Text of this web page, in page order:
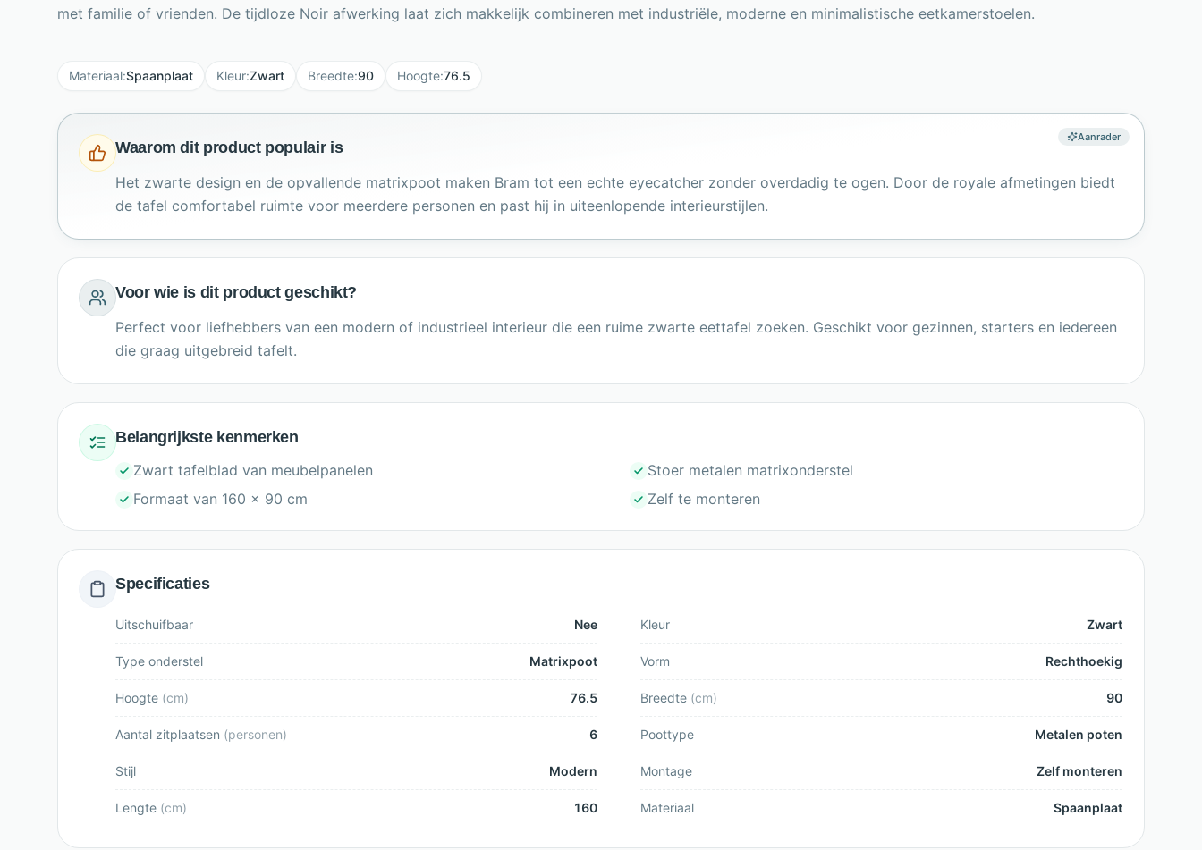
met familie of vrienden. De tijdloze Noir afwerking laat zich makkelijk combineren met industriële, moderne en minimalistische eetkamerstoelen.
Materiaal:Spaanplaat Kleur:Zwart Breedte:90 Hoogte:76.5
Aanrader
Waarom dit product populair is
Het zwarte design en de opvallende matrixpoot maken Bram tot een echte eyecatcher zonder overdadig te ogen. Door de royale afmetingen biedt
de tafel comfortabel ruimte voor meerdere personen en past hij in uiteenlopende interieurstijlen.
Voor wie is dit product geschikt?
Perfect voor liefhebbers van een modern of industrieel interieur die een ruime zwarte eettafel zoeken. Geschikt voor gezinnen, starters en iedereen
die graag uitgebreid tafelt.
Belangrijkste kenmerken
Zwart tafelblad van meubelpanelen
Stoer metalen matrixonderstel
Formaat van 160 x 90 cm
Zelf te monteren
Specificaties
Uitschuifbaar Nee Kleur Zwart
Type onderstel Matrixpoot Vorm Rechthoekig
Hoogte (cm) 76.5 Breedte (cm) 90
Aantal zitplaatsen (personen) 6 Poottype Metalen poten
Stijl Modern Montage Zelf monteren
Lengte (cm) 160 Materiaal Spaanplaat